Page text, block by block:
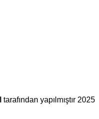
tarafından yapılmıştır 2025